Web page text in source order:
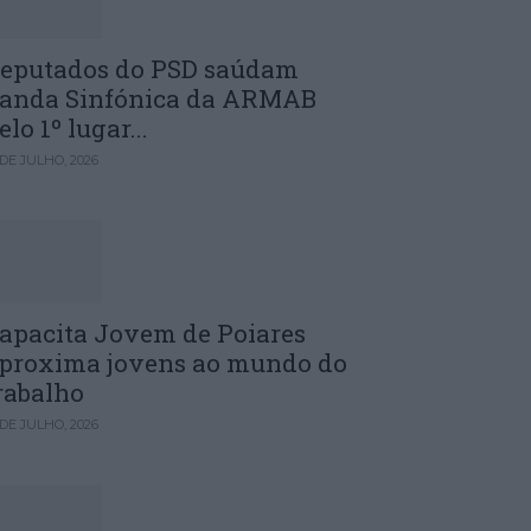
do PSD saúdam
Sinfónica da ARMAB
1º lugar...
JULHO, 2026
Jovem de Poiares
jovens ao mundo do
JULHO, 2026